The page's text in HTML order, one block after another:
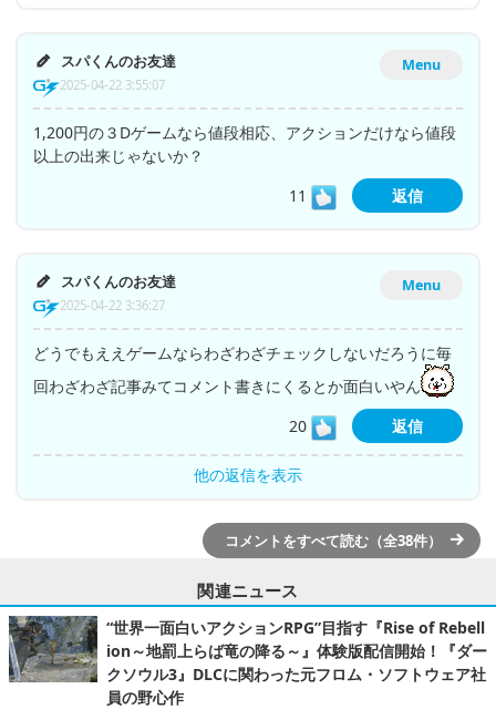
Menu
スパくんのお友達
2025-04-22 3:55:07
1,200円の３Dゲームなら値段相応、アクションだけなら値段
以上の出来じゃないか？
11
返信
Menu
スパくんのお友達
2025-04-22 3:36:27
どうでもええゲームならわざわざチェックしないだろうに毎
回わざわざ記事みてコメント書きにくるとか面白いやん
20
返信
他の返信を表示
コメントをすべて読む（全38件）
関連ニュース
“世界一面白いアクションRPG”目指す『Rise of Rebell
ion～地罰上らば竜の降る～』体験版配信開始！『ダー
クソウル3』DLCに関わった元フロム・ソフトウェア社
員の野心作